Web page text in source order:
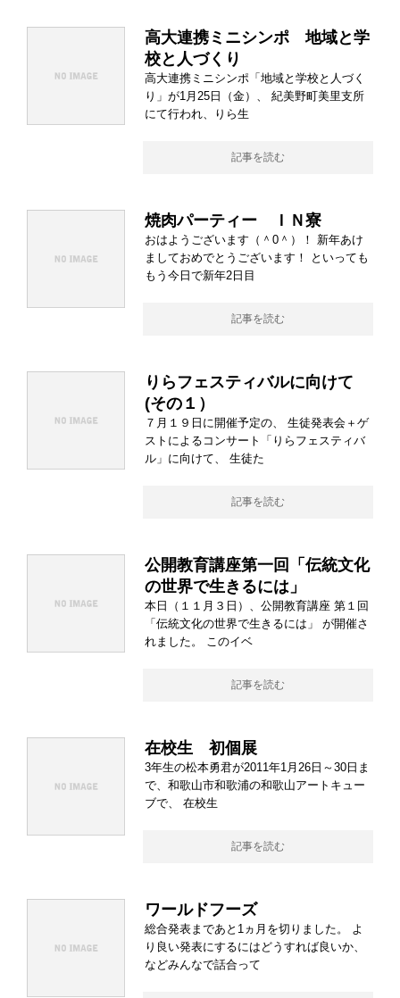
高大連携ミニシンポ 地域と学
校と人づくり
高大連携ミニシンポ「地域と学校と人づく
り」が1月25日（金）、 紀美野町美里支所
にて行われ、りら生
記事を読む
焼肉パーティー ＩＮ寮
おはようございます（＾0＾）！ 新年あけ
ましておめでとうございます！ といっても
もう今日で新年2日目
記事を読む
りらフェスティバルに向けて
(その１）
７月１９日に開催予定の、 生徒発表会＋ゲ
ストによるコンサート「りらフェスティバ
ル」に向けて、 生徒た
記事を読む
公開教育講座第一回「伝統文化
の世界で生きるには」
本日（１１月３日）、公開教育講座 第１回
「伝統文化の世界で生きるには」 が開催さ
れました。 このイベ
記事を読む
在校生 初個展
3年生の松本勇君が2011年1月26日～30日ま
で、和歌山市和歌浦の和歌山アートキュー
ブで、 在校生
記事を読む
ワールドフーズ
総合発表まであと1ヵ月を切りました。 よ
り良い発表にするにはどうすれば良いか、
などみんなで話合って